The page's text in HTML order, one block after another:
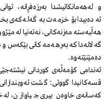
و لەهەمانکاتیشدا بەرزەفڕانە،
ئەدەبیدا بۆ خزمەت بە گەلەکەی
هەڵبەستە مەزنەکانی، نەتەنیا لە
گەلانەدا کە بەرهەمەکانی بێکەس
دەمێنێتەوە.
ئەندامی کۆمەڵەی کوردانی
قسەکانیدا گووتی: گشت
کەسانەی خاوەن بیری جیاوازن،